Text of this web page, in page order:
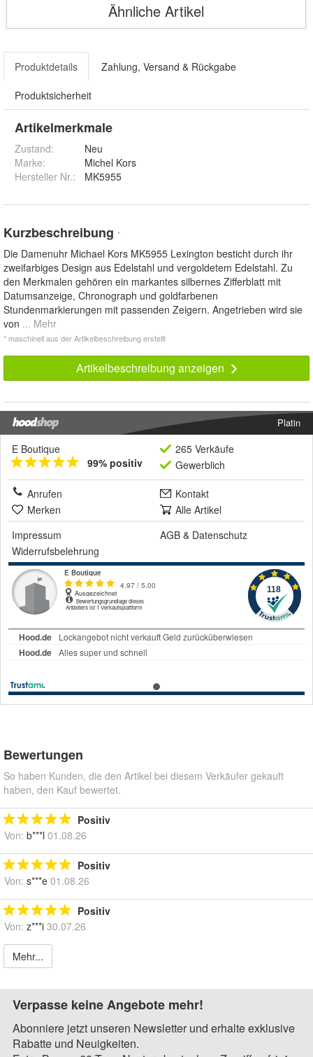
Ähnliche Artikel
Produktdetails Zahlung, Versand & Rückgabe
Produktsicherheit
Artikelmerkmale
Zustand:
Neu
Marke:
Michel Kors
Hersteller Nr.:
MK5955
Kurzbeschreibung *
Die Damenuhr Michael Kors MK5955 Lexington besticht durch ihr
zweifarbiges Design aus Edelstahl und vergoldetem Edelstahl. Zu
den Merkmalen gehören ein markantes silbernes Zifferblatt mit
Datumsanzeige, Chronograph und goldfarbenen
Stundenmarkierungen mit passenden Zeigern. Angetrieben wird sie
von ... Mehr
* maschinell aus der Artikelbeschreibung erstellt
Artikelbeschreibung anzeigen
Platin
E Boutique
99% positiv
265 Verkäufe
Gewerblich
Anrufen
Kontakt
Merken
Alle Artikel
Impressum
AGB & Datenschutz
Widerrufsbelehrung
Bewertungen
So haben Kunden, die den Artikel bei diesem Verkäufer gekauft
haben, den Kauf bewertet.
Positiv
Von: b***l 01.08.26
Positiv
Von: s***e 01.08.26
Positiv
Von: z***i 30.07.26
Mehr...
Verpasse keine Angebote mehr!
Abonniere jetzt unseren Newsletter und erhalte exklusive
Rabatte und Neuigkeiten.